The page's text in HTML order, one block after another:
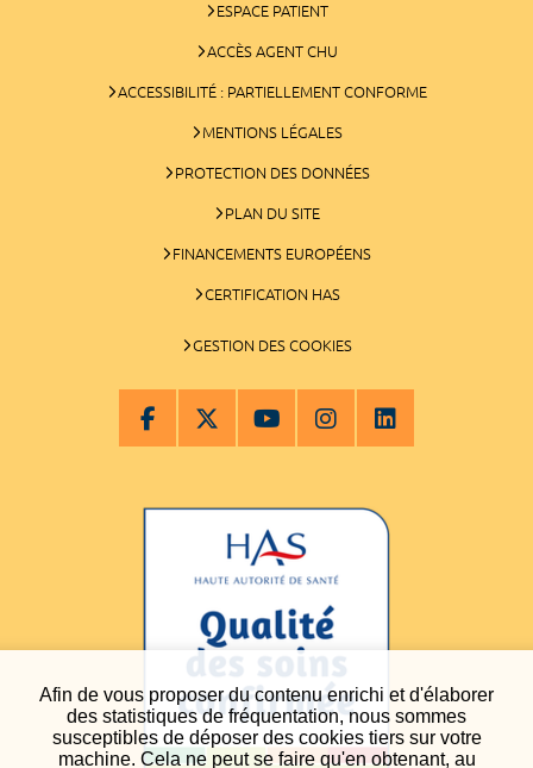
Afin de vous proposer du contenu enrichi et d'élaborer
des statistiques de fréquentation, nous sommes
susceptibles de déposer des cookies tiers sur votre
machine. Cela ne peut se faire qu'en obtenant, au
ESPACE PATIENT
ACCÈS AGENT CHU
ACCESSIBILITÉ : PARTIELLEMENT CONFORME
MENTIONS LÉGALES
PROTECTION DES DONNÉES
PLAN DU SITE
FINANCEMENTS EUROPÉENS
CERTIFICATION HAS
GESTION DES COOKIES